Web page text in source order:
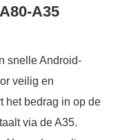
A35
snelle Android-
veilig en
het bedrag in op de
via de A35.